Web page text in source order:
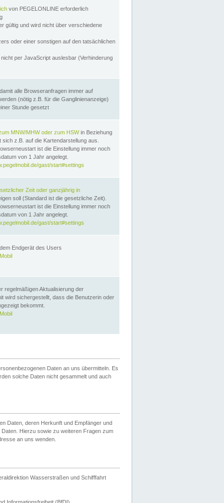
von PEGELONLINE erforderlich
gültig und wird nicht über verschiedene
oder einer sonstigen auf den tatsächlichen
per JavaScript auslesbar (Verhinderung
alle Browseranfragen immer auf
(nötig z.B. für die Ganglinienanzeige)
Stunde gesetzt
MNW/MHW oder zum HSWin Beziehung
z.B. auf die Kartendarstellung aus.
ist die Einstellung immer noch
von 1 Jahr angelegt.
gast/start#settings
Zeit oder ganzjährig in
soll (Standard ist die gesetzliche Zeit).
ist die Einstellung immer noch
von 1 Jahr angelegt.
gast/start#settings
Endgerät des Users
regelmäßigen Aktualisierung der
wird sichergestellt, dass die Benutzerin oder
bekommt.
Daten an uns übermitteln. Es
solche Daten nicht gesammelt und auch
Daten, deren Herkunft und Empfänger und
Hierzu sowie zu weiteren Fragen zum
an uns wenden.
Wasserstraßen und Schifffahrt